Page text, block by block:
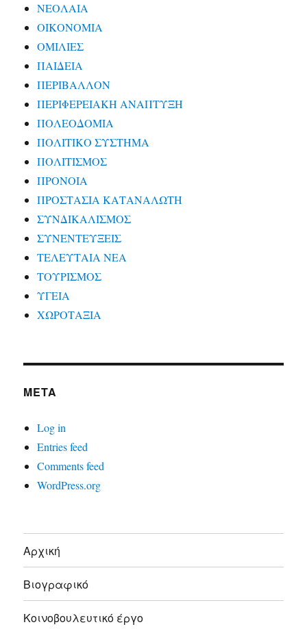
ΝΕΟΛΑΙΑ
ΟΙΚΟΝΟΜΙΑ
ΟΜΙΛΙΕΣ
ΠΑΙΔΕΙΑ
ΠΕΡΙΒΑΛΛΟΝ
ΠΕΡΙΦΕΡΕΙΑΚΗ ΑΝΑΠΤΥΞΗ
ΠΟΛΕΟΔΟΜΙΑ
ΠΟΛΙΤΙΚΟ ΣΥΣΤΗΜΑ
ΠΟΛΙΤΙΣΜΟΣ
ΠΡΟΝΟΙΑ
ΠΡΟΣΤΑΣΙΑ ΚΑΤΑΝΑΛΩΤΗ
ΣΥΝΔΙΚΑΛΙΣΜΟΣ
ΣΥΝΕΝΤΕΥΞΕΙΣ
ΤΕΛΕΥΤΑΙΑ ΝΕΑ
ΤΟΥΡΙΣΜΟΣ
ΥΓΕΙΑ
ΧΩΡΟΤΑΞΙΑ
META
Log in
Entries feed
Comments feed
WordPress.org
Αρχική
Βιογραφικό
Κοινοβουλευτικό έργο